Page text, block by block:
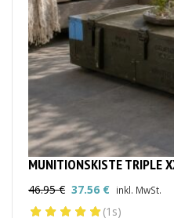
MUNITIONSKISTE TRIPLE
46.95€
Ursprünglicher
37.56 €
Aktueller
inkl. MwSt.
(1s)